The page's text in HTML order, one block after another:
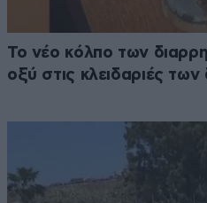
Το νέο κόλπο των
οξύ στις κλειδαριές των